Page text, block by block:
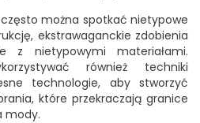
można spotkać nietypowe
ekstrawaganckie zdobienia
z nietypowymi materiałami.
również techniki
technologie, aby stworzyć
które przekraczają granice
mody.